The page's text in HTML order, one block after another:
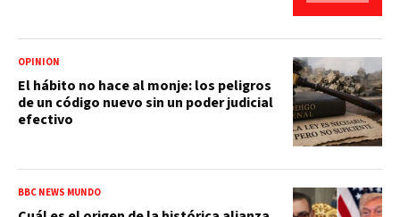
OPINIÓN
El hábito no hace al monje: los peligros
de un código nuevo sin un poder judicial
efectivo
BBC NEWS MUNDO